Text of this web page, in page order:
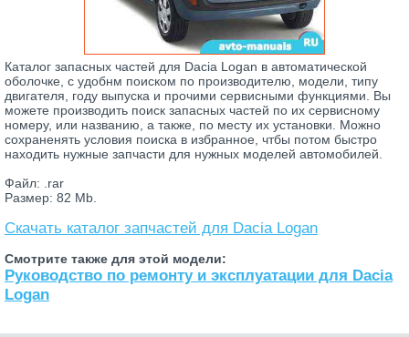
Каталог запасных частей для Dacia Logan в автоматической
оболочке, с удобнм поиском по производителю, модели, типу
двигателя, году выпуска и прочими сервисными функциями. Вы
можете производить поиск запасных частей по их сервисному
номеру, или названию, а также, по месту их установки. Можно
сохраненять условия поиска в избранное, чтбы потом быстро
находить нужные запчасти для нужных моделей автомобилей.
Файл: .rar
Размер: 82 Mb.
Скачать каталог запчастей для Dacia Logan
Смотрите также для этой модели:
Руководство по ремонту и эксплуатации для Dacia
Logan